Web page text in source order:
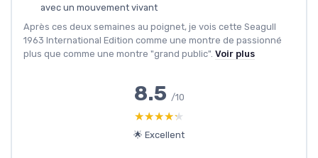
avec un mouvement vivant
Après ces deux semaines au poignet, je vois cette Seagull
1963 International Edition comme une montre de passionné
plus que comme une montre "grand public". Voir plus
8.5 /10
★★★★★
★★★★★
🌟 Excellent